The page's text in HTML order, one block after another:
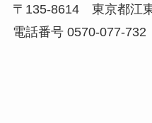
〒135-8614 東京都江
電話番号 0570-077-732